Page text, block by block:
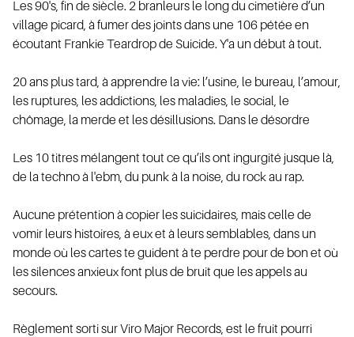
Les 90's, fin de siècle. 2 branleurs le long du cimetière d’un
village picard, à fumer des joints dans une 106 pétée en
écoutant Frankie Teardrop de Suicide. Y'a un début à tout.
20 ans plus tard, à apprendre la vie: l’usine, le bureau, l’amour,
les ruptures, les addictions, les maladies, le social, le
chômage, la merde et les désillusions. Dans le désordre
Les 10 titres mélangent tout ce qu’ils ont ingurgité jusque là,
de la techno à l'ebm, du punk à la noise, du rock au rap.
Aucune prétention à copier les suicidaires, mais celle de
vomir leurs histoires, à eux et à leurs semblables, dans un
monde où les cartes te guident à te perdre pour de bon et où
les silences anxieux font plus de bruit que les appels au
secours.
Règlement sorti sur Viro Major Records, est le fruit pourri